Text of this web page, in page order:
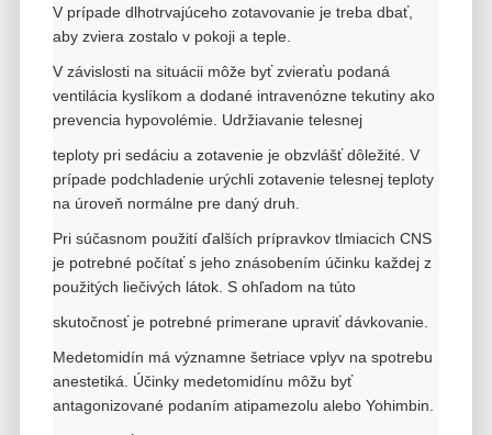
V prípade dlhotrvajúceho zotavovanie je treba dbať,
aby zviera zostalo v pokoji a teple.
V závislosti na situácii môže byť zvieraťu podaná
ventilácia kyslíkom a dodané intravenózne tekutiny ako
prevencia hypovolémie. Udržiavanie telesnej
teploty pri sedáciu a zotavenie je obzvlášť dôležité. V
prípade podchladenie urýchli zotavenie telesnej teploty
na úroveň normálne pre daný druh.
Pri súčasnom použití ďalších prípravkov tlmiacich CNS
je potrebné počítať s jeho znásobením účinku každej z
použitých liečivých látok. S ohľadom na túto
skutočnosť je potrebné primerane upraviť dávkovanie.
Medetomidín má významne šetriace vplyv na spotrebu
anestetiká. Účinky medetomidínu môžu byť
antagonizované podaním atipamezolu alebo Yohimbin.